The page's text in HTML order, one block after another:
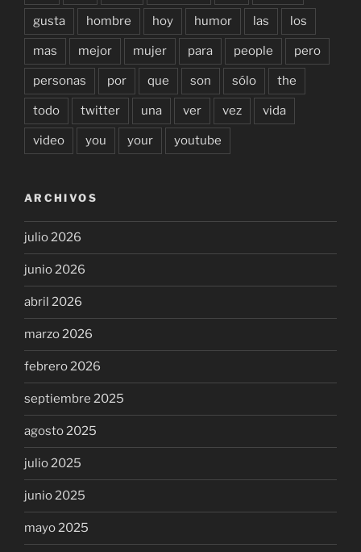
gusta hombre hoy humor las los
mas mejor mujer para people pero
personas por que son sólo the
todo twitter una ver vez vida
video you your youtube
ARCHIVOS
julio 2026
junio 2026
abril 2026
marzo 2026
febrero 2026
septiembre 2025
agosto 2025
julio 2025
junio 2025
mayo 2025